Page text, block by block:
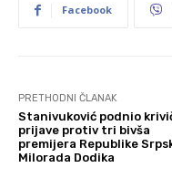
Facebook
PRETHODNI ČLANAK
Stanivuković podnio
prijave protiv tri bivša
premijera Republike
Milorada Dodika